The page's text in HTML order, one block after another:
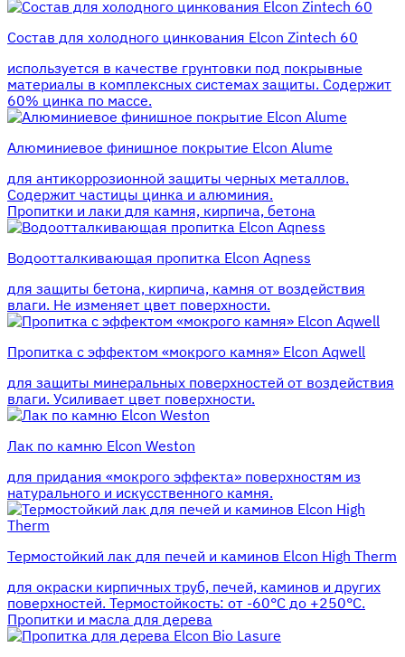
Состав для холодного цинкования Elcon Zintech 60
используется в качестве грунтовки под покрывные
материалы в комплексных системах защиты. Cодержит
60% цинка по массе.
Алюминиевое финишное покрытие Elcon Alume
для антикоррозионной защиты черных металлов.
Содержит частицы цинка и алюминия.
Пропитки и лаки для камня, кирпича, бетона
Водоотталкивающая пропитка Elcon Aqness
для защиты бетона, кирпича, камня от воздействия
влаги. Не изменяет цвет поверхности.
Пропитка с эффектом «мокрого камня» Elcon Aqwell
для защиты минеральных поверхностей от воздействия
влаги. Усиливает цвет поверхности.
Лак по камню Elcon Weston
для придания «мокрого эффекта» поверхностям из
натурального и искусственного камня.
Термостойкий лак для печей и каминов Elcon High Therm
для окраски кирпичных труб, печей, каминов и других
поверхностей. Термостойкость: от -60°С до +250°С.
Пропитки и масла для дерева